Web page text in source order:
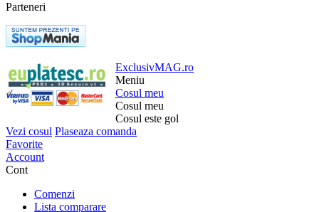
Parteneri
ExclusivMAG.ro
Meniu
Cosul meu
Cosul meu
Cosul este gol
Vezi cosul Plaseaza comanda
Favorite
Account
Cont
Comenzi
Lista comparare